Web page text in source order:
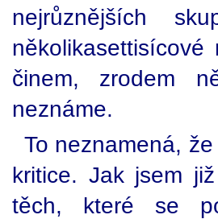
nejrůznějších
činem, zrodem
neznáme.
To neznamená,
kritice. Jak jsem
těch, které se